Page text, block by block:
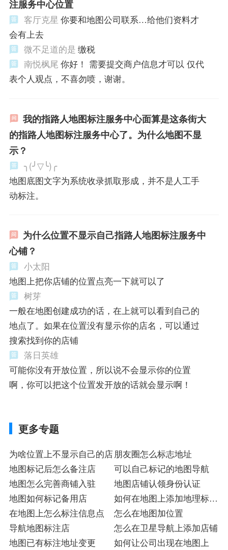
注服务中心位置
客厅克星 你要和地图公司联系…给他们资料才
会有上去
微不足道的是 缴税
南悦枫尾 你好！ 需要提交商户信息才可以 仅代
表个人观点，不喜勿喷，谢谢。
我的指路人地图标注服务中心面算是这条街大
的指路人地图标注服务中心了。为什么地图不显
示？
╮(╯▽╰)╭
地图底图文字为系统收录抓取形成，并不是人工手
动标注。
为什么位置不显示自己指路人地图标注服务中
心铺？
小太阳
地图上把你店铺的位置点亮一下就可以了
树芽
一般在地图创建成功的话，在上就可以看到自己的
地点了。如果在位置没有显示你的店名，可以通过
搜索找到你的店铺
落日英雄
可能你没有开放位置，所以说不会显示你的位置
啊，你可以把这个位置发开放的话就会显示啊！
更多专题
为啥位置上不显示自己的店朋友圈怎么标志地址
地图标记后怎么备注店
可以自己标记的地图导航
地图怎么完善商铺入驻
地图店铺认领身份认证
地图如何标记备用店
如何在地图上添加地理标注
点
在地图上怎么标注信息点
怎么在地图加位置
导航地图标注店
怎么在卫星导航上添加店铺
地图已有标注地址变更
如何让公司出现在地图上